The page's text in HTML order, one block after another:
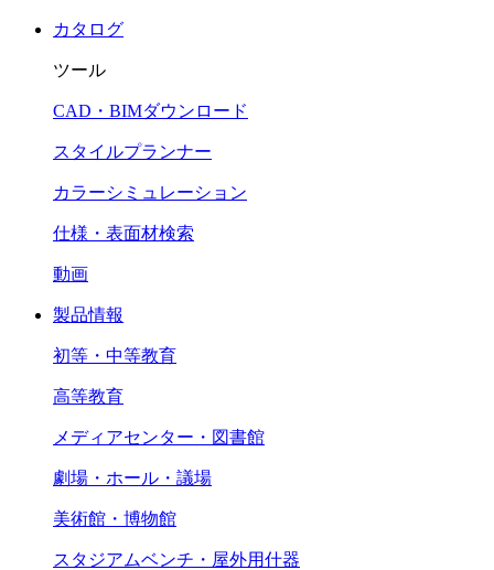
カタログ
ツール
CAD・BIMダウンロード
スタイルプランナー
カラーシミュレーション
仕様・表面材検索
動画
製品情報
初等・中等教育
高等教育
メディアセンター・図書館
劇場・ホール・議場
美術館・博物館
スタジアムベンチ・屋外用什器